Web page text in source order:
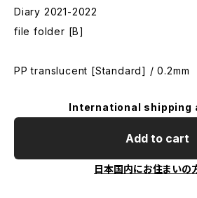
Diary 2021-2022
file folder [B]
PP translucent [Standard] / 0.2mm
International shipping
Add to cart
日本国内にお住まいの